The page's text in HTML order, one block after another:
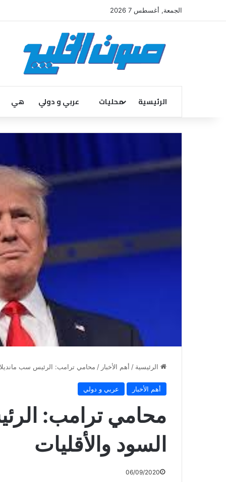
الجمعة, أغسطس 7 2026
الرئيسية محليات عربي و دولي هي
الرئيسية / أهم الأخبار / محامي ترامب: الرئيس سب مانديلا
أهم الأخبار عربي و دولي
محامي ترامب:
السود والأقليات
06/09/2020